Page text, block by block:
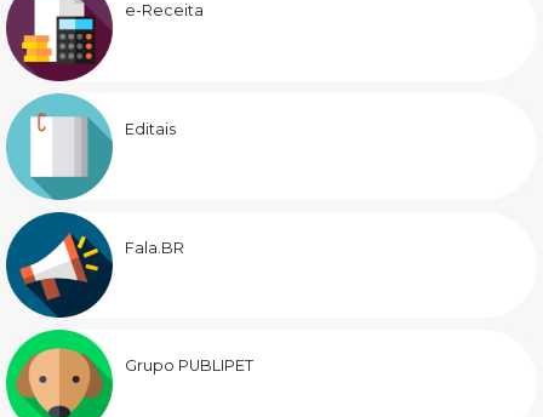
e-Receita
Editais
Fala.BR
Grupo PUBLIPET